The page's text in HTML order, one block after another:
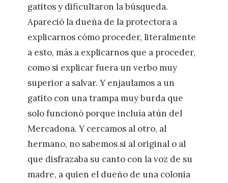
gatitos y dificultaron la búsqueda.
Apareció la dueña de la protectora a
explicarnos cómo proceder, literalmente
a esto, más a explicarnos que a proceder,
como si explicar fuera un verbo muy
superior a salvar. Y enjaulamos a un
gatito con una trampa muy burda que
solo funcionó porque incluía atún del
Mercadona. Y cercamos al otro, al
hermano, no sabemos si al original o al
que disfrazaba su canto con la voz de su
madre, a quien el dueño de una colonia